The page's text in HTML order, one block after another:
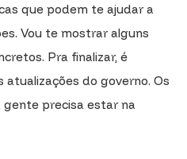
que podem te ajudar a
Vou te mostrar alguns
Pra finalizar, é
do governo. Os
gente precisa estar na